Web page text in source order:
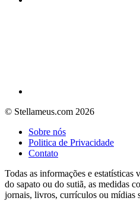
© Stellameus.com 2026
Sobre nós
Politica de Privacidade
Contato
Todas as informações e estatísticas
do sapato ou do sutiã, as medidas
jornais, livros, currículos ou mídias